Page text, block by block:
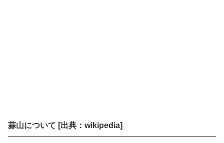
蒜山について [出典：wikipedia]